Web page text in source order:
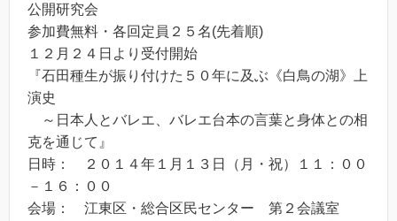
公開研究会
参加費無料・各回定員２５名(先着順)
１２月２４日より受付開始
『石田種生が振り付けた５０年に及ぶ《白鳥の湖》上
演史
～日本人とバレエ、バレエ台本の言葉と身体との相
克を通じて』
日時： ２０１４年１月１３日（月・祝）１１：００
－１６：００
会場： 江東区・総合区民センター 第２会議室